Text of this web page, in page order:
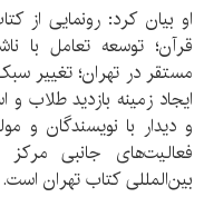
او بیان کرد: رونمایی
قرآن؛ توسعه تعامل با
مستقر در تهران؛ تغییر
ایجاد زمینه بازدید طلاب
و دیدار با نویسندگان و
فعالیت‌های جانبی
بین‌المللی کتاب تهران است.